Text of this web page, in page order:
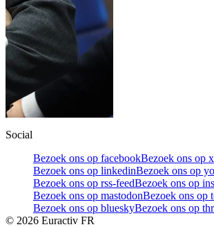
Social
Bezoek ons op facebookBezoek ons op x
Bezoek ons op linkedinBezoek ons op
Bezoek ons op rss-feedBezoek ons op
Bezoek ons op mastodonBezoek ons op
Bezoek ons op blueskyBezoek ons op
© 2026 Euractiv FR